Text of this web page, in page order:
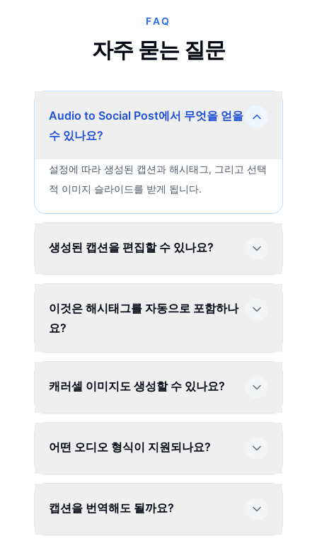
FAQ
자주 묻는 질문
Audio to Social Post에서 무엇을 얻을
수 있나요?
설정에 따라 생성된 캡션과 해시태그, 그리고 선택
적 이미지 슬라이드를 받게 됩니다.
생성된 캡션을 편집할 수 있나요?
이것은 해시태그를 자동으로 포함하나
요?
캐러셀 이미지도 생성할 수 있나요?
어떤 오디오 형식이 지원되나요?
캡션을 번역해도 될까요?